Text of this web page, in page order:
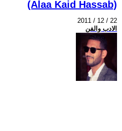
(Alaa Kaid Hassab)
2011 / 12 / 22
الادب والفن